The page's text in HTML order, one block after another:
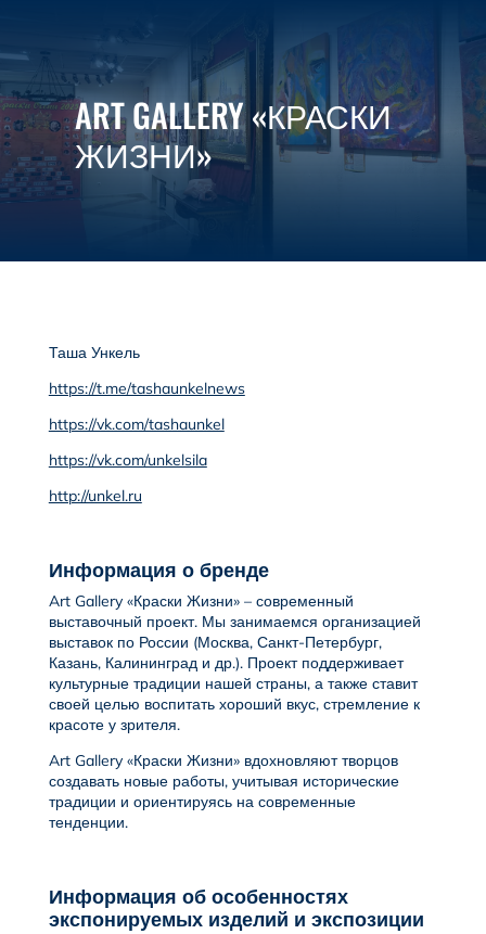

МЕНЮ
ART GALLERY «КРАСКИ
ЖИЗНИ»
Таша Ункель
https://t.me/tashaunkelnews
https://vk.com/tashaunkel
https://vk.com/unkelsila
http://unkel.ru
Информация о бренде
Art Gallery «Краски Жизни» – современный
выставочный проект. Мы занимаемся организацией
выставок по России (Москва, Санкт-Петербург,
Казань, Калининград и др.). Проект поддерживает
культурные традиции нашей страны, а также ставит
своей целью воспитать хороший вкус, стремление к
красоте у зрителя.
Art Gallery «Краски Жизни» вдохновляют творцов
создавать новые работы, учитывая исторические
традиции и ориентируясь на современные
тенденции.
Информация об особенностях
экспонируемых изделий и экспозиции